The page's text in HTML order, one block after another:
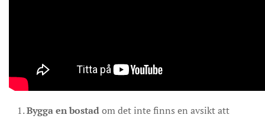
Bygga en bostadom det inte finns en avsikt att